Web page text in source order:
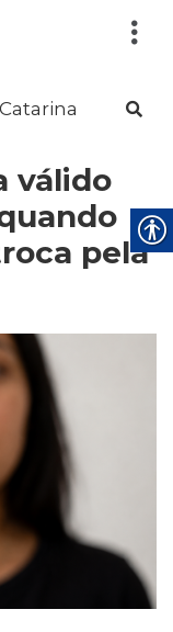
válido
pela